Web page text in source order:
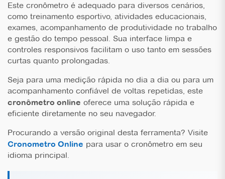
Este cronômetro é adequado para diversos cenários,
como treinamento esportivo, atividades educacionais,
exames, acompanhamento de produtividade no trabalho
e gestão do tempo pessoal. Sua interface limpa e
controles responsivos facilitam o uso tanto em sessões
curtas quanto prolongadas.
Seja para uma medição rápida no dia a dia ou para um
acompanhamento confiável de voltas repetidas, este
cronômetro online oferece uma solução rápida e
eficiente diretamente no seu navegador.
Procurando a versão original desta ferramenta? Visite
Cronometro Online para usar o cronômetro em seu
idioma principal.